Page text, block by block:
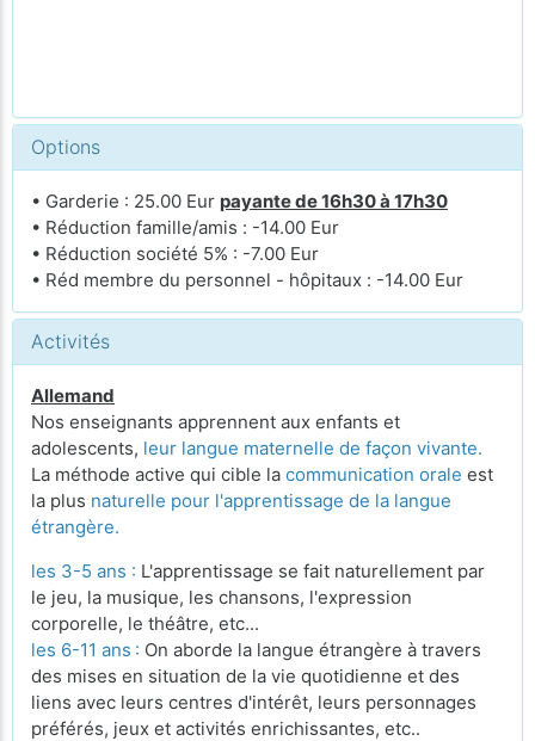
Options
• Garderie : 25.00 Eur payante de 16h30 à 17h30
• Réduction famille/amis : -14.00 Eur
• Réduction société 5% : -7.00 Eur
• Réd membre du personnel - hôpitaux : -14.00 Eur
Activités
Allemand
Nos enseignants apprennent aux enfants et
adolescents, leur langue maternelle de façon vivante.
La méthode active qui cible la communication orale est
la plus naturelle pour l'apprentissage de la langue
étrangère.
les 3-5 ans : L'apprentissage se fait naturellement par
le jeu, la musique, les chansons, l'expression
corporelle, le théâtre, etc...
les 6-11 ans : On aborde la langue étrangère à travers
des mises en situation de la vie quotidienne et des
liens avec leurs centres d'intérêt, leurs personnages
préférés, jeux et activités enrichissantes, etc..